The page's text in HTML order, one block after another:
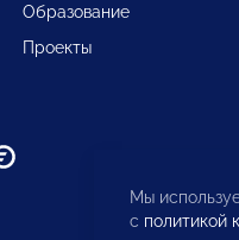
Образование
Проекты
Мы
с политикой